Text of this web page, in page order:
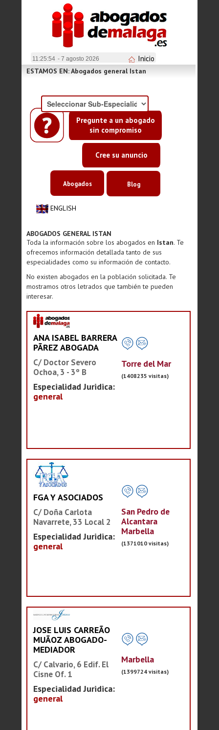
11:25:55 - 7 agosto 2026 Inicio
Pregunte a un abogado
sin compromiso
Cree su anuncio
ESTAMOS EN: Abogados general Istan
ENGLISH
Abogados Blog
ABOGADOS GENERAL ISTAN
Toda la información sobre los abogados en Istan. Te
ofrecemos información detallada tanto de sus
especialidades como su información de contacto.
No existen abogados en la población solicitada. Te
mostramos otros letrados que también te pueden
interesar.
ANA ISABEL BARRERA
PÃREZ ABOGADA
C/ Doctor Severo
Ochoa, 3 - 3º B
Especialidad Juridica:
general
Torre del Mar
(1408235 visitas)
FGA Y ASOCIADOS
C/ Doña Carlota
Navarrete, 33 Local 2
Especialidad Juridica:
general
San Pedro de
Alcantara
Marbella
(1371010 visitas)
JOSE LUIS CARREÃO
MUÃOZ ABOGADO-
MEDIADOR
C/ Calvario, 6 Edif. El
Cisne Of. 1
Especialidad Juridica:
general
Marbella
(1399724 visitas)